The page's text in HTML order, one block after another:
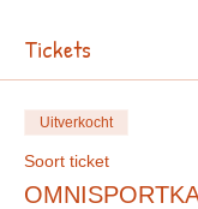
Tickets
Uitverkocht
Soort ticket